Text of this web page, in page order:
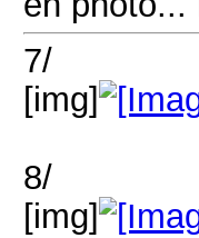
7/
[img]
8/
[img]